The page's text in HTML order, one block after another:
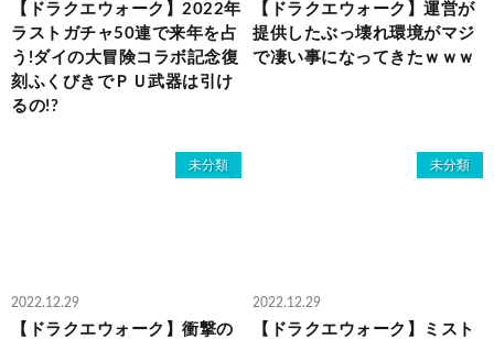
【ドラクエウォーク】2022年
ラストガチャ50連で来年を占
う!ダイの大冒険コラボ記念復
刻ふくびきでＰＵ武器は引け
るの!?
【ドラクエウォーク】運営が
提供したぶっ壊れ環境がマジ
で凄い事になってきたｗｗｗ
未分類
2022.12.29
【ドラクエウォーク】衝撃の
未分類
2022.12.29
【ドラクエウォーク】ミスト